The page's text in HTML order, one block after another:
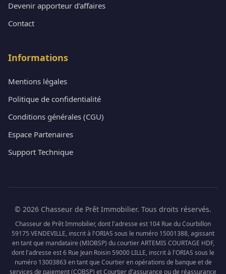
Devenir apporteur d'affaires
Contact
Informations
Mentions légales
Politique de confidentialité
Conditions générales (CGU)
Espace Partenaires
Support Technique
© 2026 Chasseur de Prêt Immobilier. Tous droits réservés.
Chasseur de Prêt Immobilier, dont l'adresse est 104 Rue du Courbillon
59175 VENDEVILLE, inscrit à l'ORIAS sous le numéro 15001388, agissant
en tant que mandataire (MIOBSP) du courtier ARTEMIS COURTAGE HDF,
dont l'adresse est 6 Rue Jean Roisin 59000 LILLE, inscrit à l'ORIAS sous le
numéro 13003863 en tant que Courtier en opérations de banque et de
services de paiement (COBSP) et Courtier d'assurance ou de réassurance